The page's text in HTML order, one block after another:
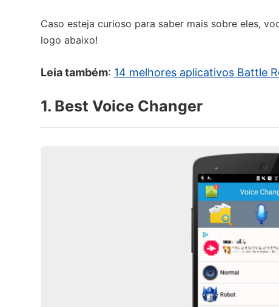
Caso esteja curioso para saber mais sobre eles,
logo abaixo!
Leia também: 14 melhores aplicativos Battle
1. Best Voice Changer